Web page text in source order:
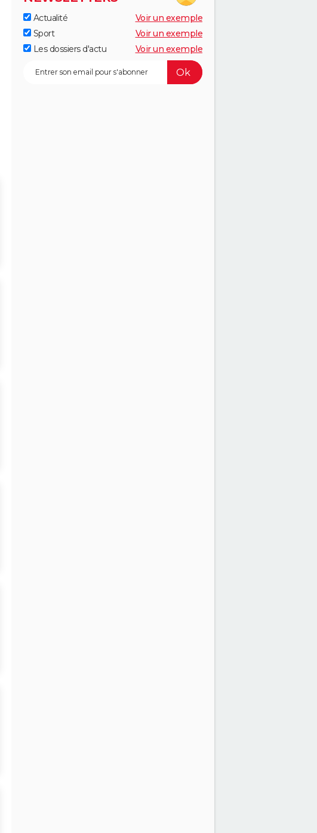
Actualité
Voir un exemple
Sport
Voir un exemple
Les dossiers d'actu
Voir un exemple